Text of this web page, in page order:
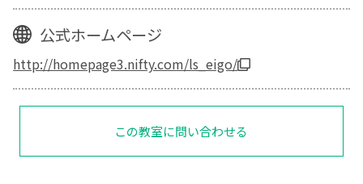
公式ホームページ
http://homepage3.nifty.com/ls_eigo/
この教室に問い合わせる